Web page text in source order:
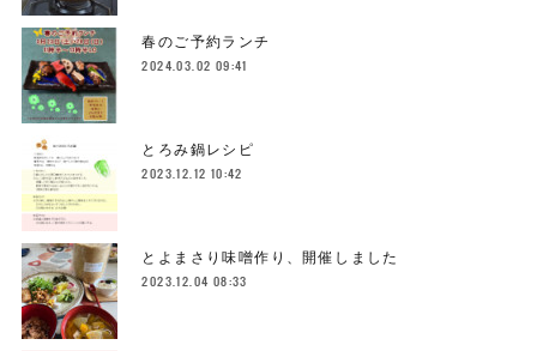
春のご予約ランチ
2024.03.02 09:41
とろみ鍋レシピ
2023.12.12 10:42
とよまさり味噌作り、開催しました
2023.12.04 08:33